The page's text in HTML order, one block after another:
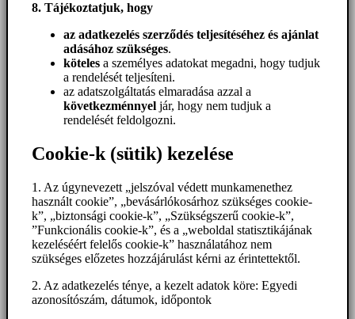
8. Tájékoztatjuk, hogy
az adatkezelés szerződés teljesítéséhez és ajánlat
adásához szükséges.
köteles a személyes adatokat megadni, hogy tudjuk
a rendelését teljesíteni.
az adatszolgáltatás elmaradása azzal a
következménnyel jár, hogy nem tudjuk a
rendelését feldolgozni.
Cookie-k (sütik) kezelése
1. Az úgynevezett „jelszóval védett munkamenethez
használt cookie”, „bevásárlókosárhoz szükséges cookie-
k”, „biztonsági cookie-k”, „Szükségszerű cookie-k”,
”Funkcionális cookie-k”, és a „weboldal statisztikájának
kezeléséért felelős cookie-k” használatához nem
szükséges előzetes hozzájárulást kérni az érintettektől.
2. Az adatkezelés ténye, a kezelt adatok köre: Egyedi
azonosítószám, dátumok, időpontok